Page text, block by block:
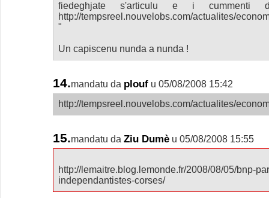
fiedeghjate s'articulu e i
http://tempsreel.nouvelobs.com/actualites/
"
Un capiscenu nunda a nunda !
14.mandatu da plouf u 05/08/2008 15:42
http://tempsreel.nouvelobs.com/actualites/
15.mandatu da Ziu Dumè u 05/08/2008 15:55
http://lemaitre.blog.lemonde.fr/2008/08/05/bnp-
independantistes-corses/